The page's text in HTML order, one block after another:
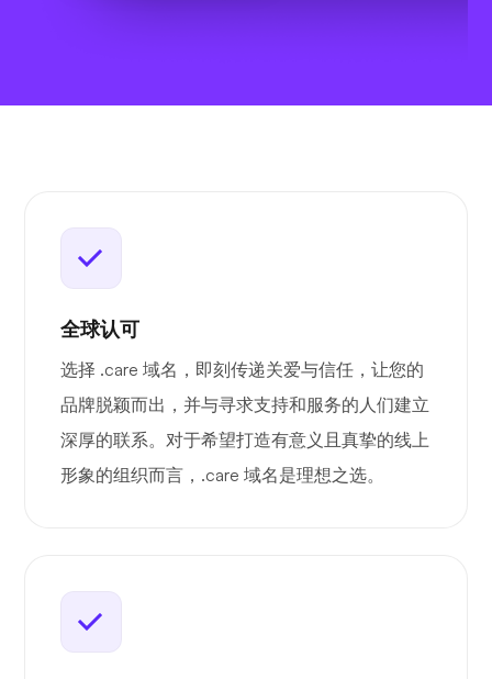
全球认可
选择 .care 域名，即刻传递关爱与信任，让您的
品牌脱颖而出，并与寻求支持和服务的人们建立
深厚的联系。对于希望打造有意义且真挚的线上
形象的组织而言，.care 域名是理想之选。